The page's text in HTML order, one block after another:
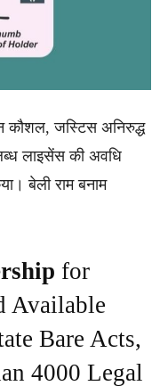
कौशल, जस्टिस अनिरुद्ध
लाइसेंस की अवधि
बेली राम बनाम
for
Available
Bare Acts,
4000 Legal